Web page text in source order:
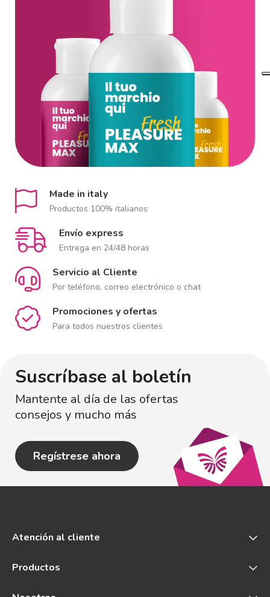
Made in italy
Productos 100% italianos
Envío express
Entrega en 24/48 horas
Servicio al Cliente
Por teléfono, correo electrónico o chat
Promociones y ofertas
Para todos nuestros clientes
Suscríbase al boletín
Mantente al día de las ofertas
consejos y mucho más
Regístrese ahora
Atención al cliente
Productos